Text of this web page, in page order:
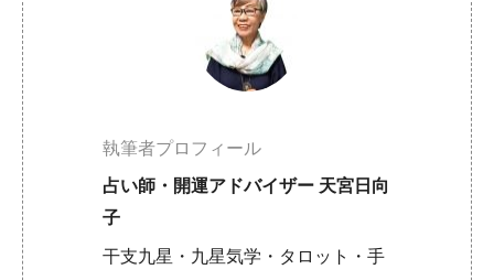
執筆者プロフィール
占い師・開運アドバイザー 天宮日向
子
干支九星・九星気学・タロット・手